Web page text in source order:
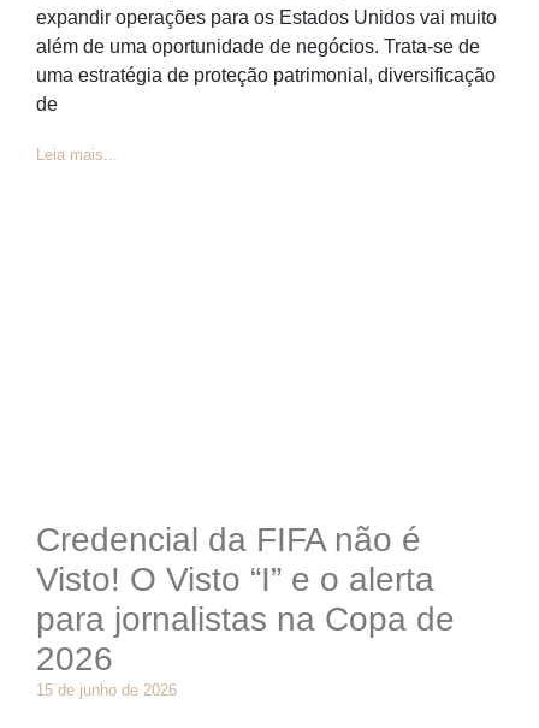
expandir operações para os Estados Unidos vai muito
além de uma oportunidade de negócios. Trata-se de
uma estratégia de proteção patrimonial, diversificação
de
Leia mais...
Credencial da FIFA não é
Visto! O Visto “I” e o alerta
para jornalistas na Copa de
2026
15 de junho de 2026